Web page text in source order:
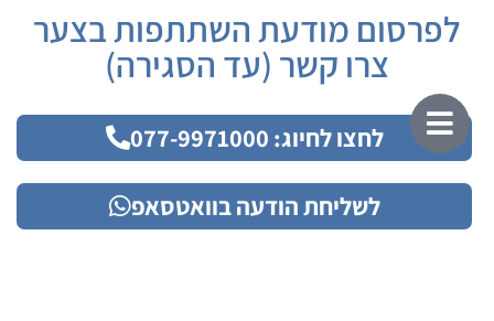
לפרסום מודעת השתתפות בצער
צרו קשר (עד הסגירה)
לחצו לחיוג: 077-9971000
לשליחת הודעה בוואטסאפ